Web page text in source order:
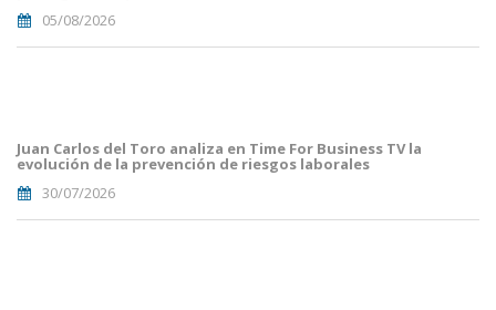
05/08/2026
Juan Carlos del Toro analiza en Time For Business TV la
evolución de la prevención de riesgos laborales
30/07/2026